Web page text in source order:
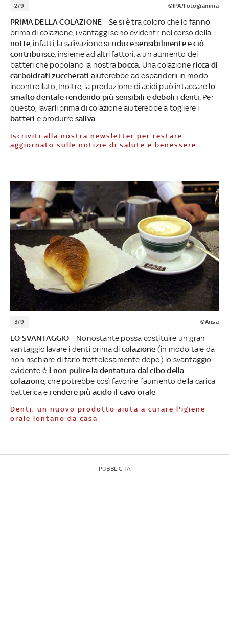
2/9 ©IPA/Fotogramma
PRIMA DELLA COLAZIONE – Se si è tra coloro che lo fanno
prima di colazione, i vantaggi sono evidenti: nel corso della
notte, infatti, la salivazionesi riduce sensibilmente e ciò
contribuisce , insieme ad altri fattori, a un aumento dei
batteri che popolano la nostra bocca . Una colazione ricca di
carboidrati zuccherati aiuterebbe ad espanderli in modo
incontrollato, Inoltre, la produzione di acidi può intaccarelo
smalto dentale rendendo più sensibili e deboli i denti. Per
questo, lavarli prima di colazione aiuterebbe a togliere i
batteri e produrre saliva
Iscriviti alla nostra newsletter per restare
aggiornato sulle notizie di salute e benessere
3/9 ©Ansa
LO SVANTAGGIO –Nonostante possa costituire un gran
vantaggio lavare i denti prima di colazione (in modo tale da
non rischiare di farlo frettolosamente dopo) lo svantaggio
evidente è il non pulire la dentatura dal cibo della
colazione,che potrebbe così favorire l’aumento della carica
batterica e rendere più acido il cavo orale
Denti, un nuovo prodotto aiuta a curare l'igiene
orale lontano da casa
PUBBLICITÀ